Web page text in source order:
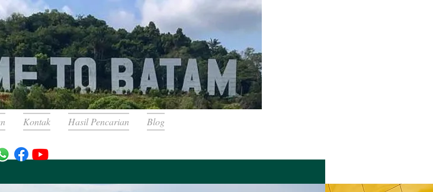
Kontak Hasil Pencarian Blog